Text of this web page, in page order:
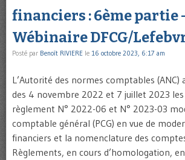
financiers : 6ème partie
Wébinaire DFCG/
Posté par Benoît RIVIERE le 16 octobre 2023, 6:17 am
L’Autorité des normes comptables (ANC)
des 4 novembre 2022 et 7 juillet 2023
règlement N° 2022-06 et N° 2023-03
comptable général (PCG) en vue de
financiers et la nomenclature des
Règlements, en cours d’homologation,